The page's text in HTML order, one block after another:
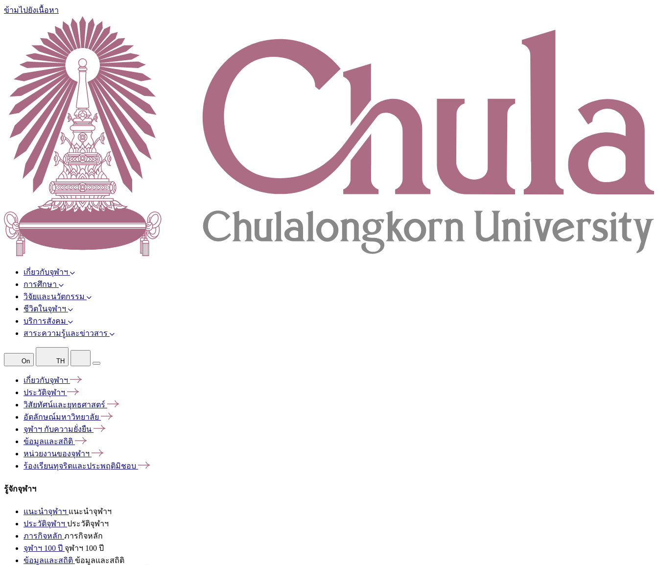
ข้ามไปยังเนื้อหา
เกี่ยวกับจุฬาฯ
การศึกษา
วิจัยและนวัตกรรม
ชีวิตในจุฬาฯ
บริการสังคม
สาระความรู้และข่าวสาร
On TH
เกี่ยวกับจุฬาฯ
ประวัติจุฬาฯ
วิสัยทัศน์และยุทธศาสตร์
อัตลักษณ์มหาวิทยาลัย
จุฬาฯ กับความยั่งยืน
ข้อมูลและสถิติ
หน่วยงานของจุฬาฯ
ร้องเรียนทุจริตและประพฤติมิชอบ
รู้จักจุฬาฯ
แนะนำจุฬาฯ แนะนำจุฬาฯ
ประวัติจุฬาฯ ประวัติจุฬาฯ
ภารกิจหลัก ภารกิจหลัก
จุฬาฯ 100 ปี จุฬาฯ 100 ปี
ข้อมูลและสถิติ ข้อมูลและสถิติ